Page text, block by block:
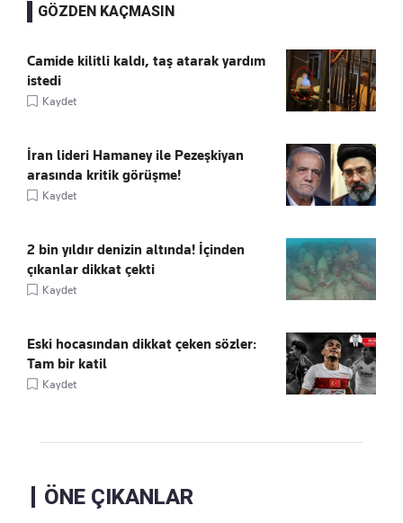
GÖZDEN KAÇMASIN
Camide kilitli kaldı, taş atarak yardım
istedi
Kaydet
İran lideri Hamaney ile Pezeşkiyan
arasında kritik görüşme!
Kaydet
2 bin yıldır denizin altında! İçinden
çıkanlar dikkat çekti
Kaydet
Eski hocasından dikkat çeken sözler:
Tam bir katil
Kaydet
ÖNE ÇIKANLAR